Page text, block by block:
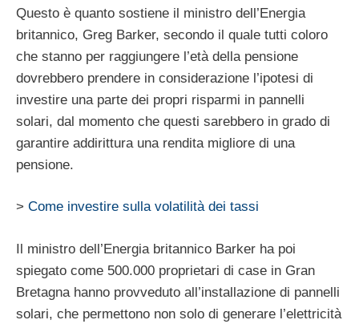
Questo è quanto sostiene il ministro dell’Energia
britannico, Greg Barker, secondo il quale tutti coloro
che stanno per raggiungere l’età della pensione
dovrebbero prendere in considerazione l’ipotesi di
investire una parte dei propri risparmi in pannelli
solari, dal momento che questi sarebbero in grado di
garantire addirittura una rendita migliore di una
pensione.
> Come investire sulla volatilità dei tassi
Il ministro dell’Energia britannico Barker ha poi
spiegato come 500.000 proprietari di case in Gran
Bretagna hanno provveduto all’installazione di pannelli
solari, che permettono non solo di generare l’elettricità